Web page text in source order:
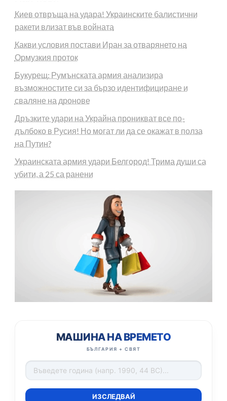
Киев отвръща на удара! Украинските балистични
ракети влизат във войната
Какви условия постави Иран за отварянето на
Ормузкия проток
Букурещ: Румънската армия анализира
възможностите си за бързо идентифициране и
сваляне на дронове
Дръзките удари на Украйна проникват все по-
дълбоко в Русия! Но могат ли да се окажат в полза
на Путин?
Украинската армия удари Белгород! Трима души са
убити, а 25 са ранени
МАШИНА НА ВРЕМЕТО
БЪЛГАРИЯ + СВЯТ
ИЗСЛЕДВАЙ